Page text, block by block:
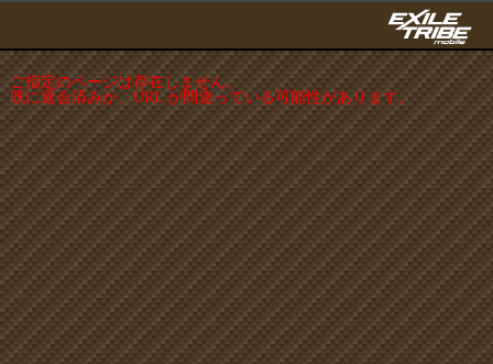
ご指定のページは存在しません。
既に退会済みか、URL が間違っている可能性があります。